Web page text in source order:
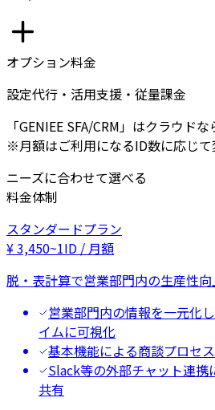
オプション料金
設定代行・活用支援・従量課金
「GENIEE SFA/CRM」はクラウド
※月額はご利用になるID数に応じて
ニーズに合わせて選べる
料金体制
スタンダードプラン
¥3,450~1ID / 月額
脱・表計算で営業部門内の生産性
営業部門内の情報を一元化
イムに可視化
基本機能による商談プロセ
Slack等の外部チャット連携
共有